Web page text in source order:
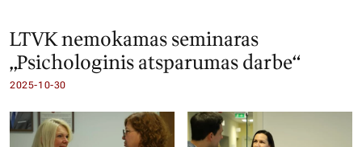
LTVK nemokamas seminaras
„Psichologinis atsparumas darbe“
2025-10-30